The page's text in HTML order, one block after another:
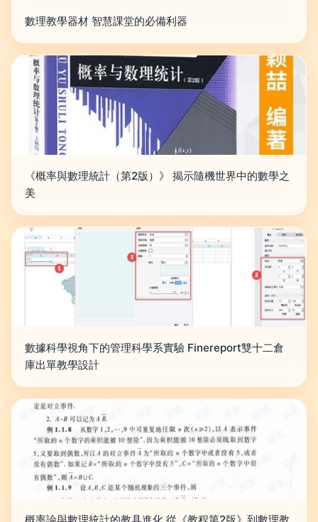
數理教學器材 智慧課堂的必備利器
《概率與數理統計（第2版）》 揭示隨機世界中的數學之
美
數據科學視角下的管理科學系實驗 Finereport雙十二倉
庫出單教學設計